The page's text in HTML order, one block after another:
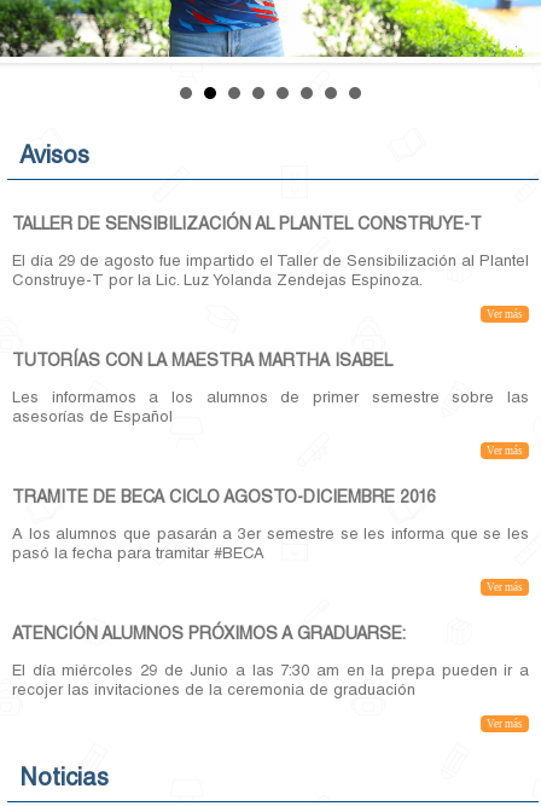
Contacto
Avisos
TALLER DE SENSIBILIZACIÓN AL PLANTEL CONSTRUYE-T
El día 29 de agosto fue impartido el Taller de Sensibilización al Plantel
Construye-T por la Lic. Luz Yolanda Zendejas Espinoza.
Ver más
TUTORÍAS CON LA MAESTRA MARTHA ISABEL
Les informamos a los alumnos de primer semestre sobre las
asesorías de Español
Ver más
TRAMITE DE BECA CICLO AGOSTO-DICIEMBRE 2016
A los alumnos que pasarán a 3er semestre se les informa que se les
pasó la fecha para tramitar ‪#‎BECA
Ver más
ATENCIÓN ALUMNOS PRÓXIMOS A GRADUARSE:
El día miércoles 29 de Junio a las 7:30 am en la prepa pueden ir a
recojer las invitaciones de la ceremonia de graduación
Ver más
Noticias